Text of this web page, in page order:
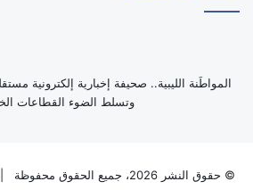
‏المواطَنة الليبية.. صحيفة إخبارية إلكترونية
وتسلط الضوء القطاعات
© حقوق النشر 2026، جميع الحقوق محفوظة |